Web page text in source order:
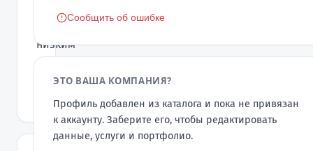
самым
низким
ценам
Сообщить об ошибке
ЭТО ВАША КОМПАНИЯ?
Профиль добавлен из каталога и пока не привязан
к аккаунту. Заберите его, чтобы редактировать
данные, услуги и портфолио.